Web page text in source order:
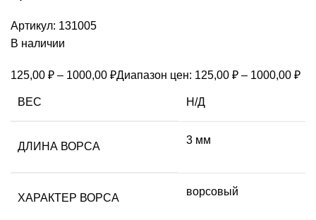
Артикул: 131005
В наличии
125,00 ₽ – 1000,00 ₽Диапазон цен: 125,00 ₽ – 1000,00 ₽
ВЕС Н/Д
ДЛИНА ВОРСА
3 мм
ХАРАКТЕР ВОРСА
ворсовый